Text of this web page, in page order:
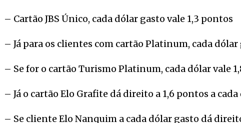
– Cartão JBS Único, cada dólar gasto vale 1,3 pontos
– Já para os clientes com cartão Platinum, cada
– Se for o cartão Turismo Platinum, cada dólar vale
– Já o cartão Elo Grafite dá direito a 1,6 pontos a
– Se cliente Elo Nanquim a cada dólar gasto dá